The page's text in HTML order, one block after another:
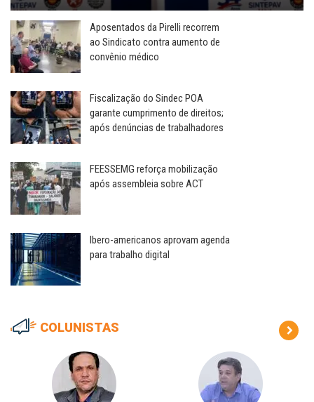
Aposentados da Pirelli recorrem
ao Sindicato contra aumento de
convênio médico
Fiscalização do Sindec POA
garante cumprimento de direitos;
após denúncias de trabalhadores
FEESSEMG reforça mobilização
após assembleia sobre ACT
Ibero-americanos aprovam agenda
para trabalho digital
COLUNISTAS